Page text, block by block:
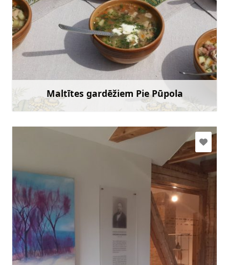
Maltītes gardēžiem Pie Pūpola
pupoli9@inbox.lv
+371 26554001
Uzzināt vairāk